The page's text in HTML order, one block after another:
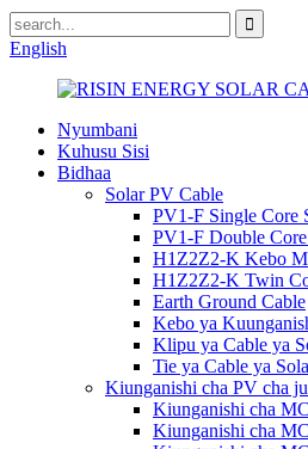
English
Nyumbani
Kuhusu Sisi
Bidhaa
Solar PV Cable
PV1-F Single Core
PV1-F Double
H1Z2Z2-K Kebo
H1Z2Z2-K Twin
Earth Ground Cable
Kebo ya
Klipu ya Cable ya
Tie ya Cable ya Sola
Kiunganishi cha PV cha
Kiunganishi cha
Kiunganishi cha